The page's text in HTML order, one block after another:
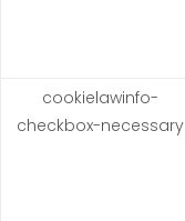
cookielawinfo-
checkbox-necessary